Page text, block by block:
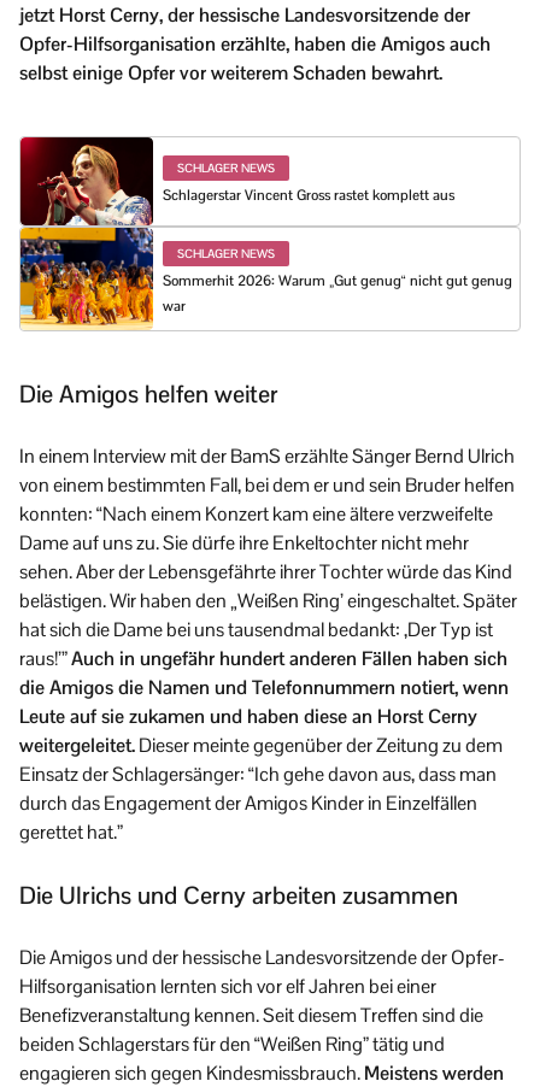
jetzt Horst Cerny, der hessische Landesvorsitzende der
Opfer-Hilfsorganisation erzählte, haben die Amigos auch
selbst einige Opfer vor weiterem Schaden bewahrt.
SCHLAGER NEWS
Schlagerstar Vincent Gross rastet komplett aus
SCHLAGER NEWS
Sommerhit 2026: Warum „Gut genug“ nicht gut genug
war
Die Amigos helfen weiter
In einem Interview mit der BamS erzählte Sänger Bernd Ulrich
von einem bestimmten Fall, bei dem er und sein Bruder helfen
konnten: “Nach einem Konzert kam eine ältere verzweifelte
Dame auf uns zu. Sie dürfe ihre Enkeltochter nicht mehr
sehen. Aber der Lebensgefährte ihrer Tochter würde das Kind
belästigen. Wir haben den „Weißen Ring’ eingeschaltet. Später
hat sich die Dame bei uns tausendmal bedankt: ,Der Typ ist
raus!’”Auch in ungefähr hundert anderen Fällen haben sich
die Amigos die Namen und Telefonnummern notiert, wenn
Leute auf sie zukamen und haben diese an Horst Cerny
weitergeleitet.Dieser meinte gegenüber der Zeitung zu dem
Einsatz der Schlagersänger: “Ich gehe davon aus, dass man
durch das Engagement der Amigos Kinder in Einzelfällen
gerettet hat.”
Die Ulrichs und Cerny arbeiten zusammen
Die Amigos und der hessische Landesvorsitzende der Opfer-
Hilfsorganisation lernten sich vor elf Jahren bei einer
Benefizveranstaltung kennen. Seit diesem Treffen sind die
beiden Schlagerstars für den “Weißen Ring” tätig und
engagieren sich gegen Kindesmissbrauch.Meistens werden